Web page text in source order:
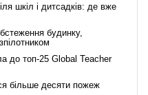
шкіл і дитсадків: де вже
будинку,
до топ-25 Global Teacher
більше десяти пожеж